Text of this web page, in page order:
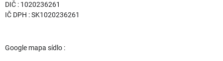
DIČ : 1020236261
IČ DPH : SK1020236261
Google mapa sídlo :